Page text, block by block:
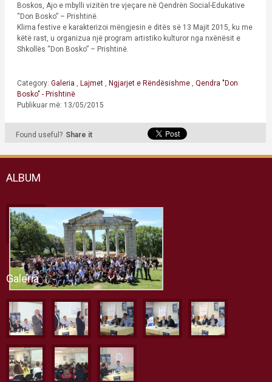
Boskos, Ajo e mbylli vizitën tre vjeçare në Qendrën Social-Edukative
“Don Bosko” – Prishtinë.
Klima festive e karakterizoi mëngjesin e ditës së 13 Majit 2015, ku me
këtë rast, u organizua një program artistiko kulturor nga nxënësit e
Shkollës “Don Bosko” – Prishtinë.
Category: Galeria Lajmet Ngjarjet e Rëndësishme
Qendra "Don
Bosko" - Prishtinë
Publikuar më: 13/05/2015
Found useful? Share it
ALBUM
Galeria